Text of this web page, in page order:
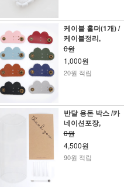
케이블 홀더(1개) /
케이블정리,
0원
1,000원
20원 적립
반달 용돈 박스 /카
네이션포장,
0원
4,500원
90원 적립